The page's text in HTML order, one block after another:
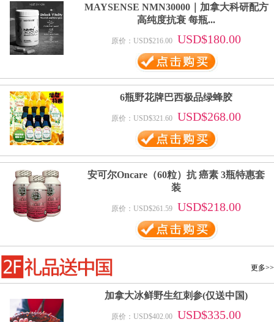
MAYSENSE NMN30000｜加拿大科研配方
高纯度抗衰 每瓶...
原价：USD$216.00 USD$180.00
6瓶野花牌巴西极品绿蜂胶
原价：USD$321.60 USD$268.00
安可尔Oncare（60粒）抗 癌素 3瓶特惠套
装
原价：USD$261.59 USD$218.00
更多>>
加拿大冰鲜野生红刺参(仅送中国)
原价：USD$402.00 USD$335.00